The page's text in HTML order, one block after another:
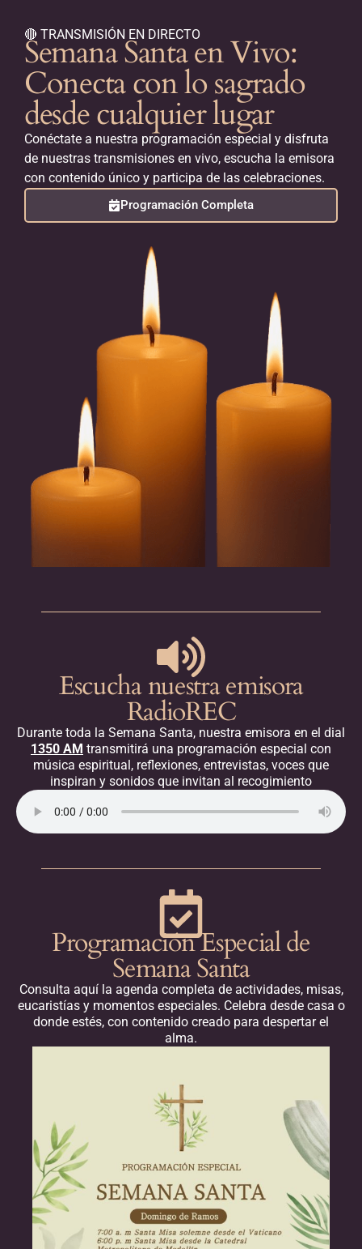
🔴 TRANSMISIÓN EN DIRECTO
Semana Santa en Vivo:
Conecta con lo sagrado
desde cualquier lugar
Conéctate a nuestra programación especial y disfruta
de nuestras transmisiones en vivo, escucha la emisora
con contenido único y participa de las celebraciones.
Programación Completa
Escucha nuestra emisora
RadioREC
Durante toda la Semana Santa, nuestra emisora en el dial
1350 AM transmitirá una programación especial con
música espiritual, reflexiones, entrevistas, voces que
inspiran y sonidos que invitan al recogimiento
Programación Especial de
Semana Santa
Consulta aquí la agenda completa de actividades, misas,
eucaristías y momentos especiales. Celebra desde casa o
donde estés, con contenido creado para despertar el
alma.